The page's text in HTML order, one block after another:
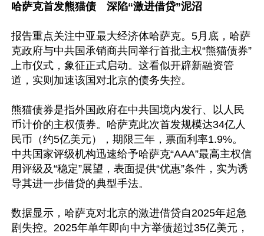
哈萨克首发熊猫债　深陷“激进借贷”泥沼
报告重点关注中亚最大经济体哈萨克。5月底，哈萨
克政府与中共国承销商共同举行首批主权“熊猫债券”
上市仪式，象征正式启动。这看似开辟新融资管
道，实则加速该国对北京的债务失控。
熊猫债券是指外国政府在中共国境内发行、以人民
币计价的主权债券。哈萨克此次首发规模达34亿人
民币（约5亿美元），期限三年，票面利率1.9%。
中共国家评级机构迅速给予哈萨克“AAA”最高主权信
用评级及“稳定”展望，表面提供“优惠”条件，实为诱
导其进一步借贷的典型手法。
数据显示，哈萨克对北京的激进借贷自2025年起急
剧失控。2025年单年即向中方举债超过35亿美元，